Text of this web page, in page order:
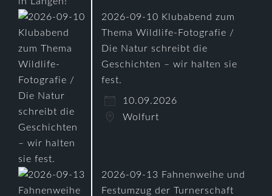
2026-09-10 Klubabend zum
Thema Wildlife-Fotografie /
Die Natur schreibt die
Geschichten – wir halten sie
fest.
10.09.2026
Wolfurt
2026-09-13 Fahnenweihe und
Festumzug der Turnerschaft